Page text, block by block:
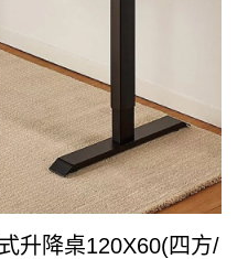
升降桌120X60(四方/